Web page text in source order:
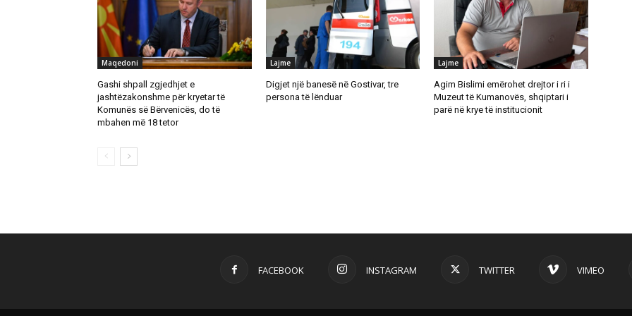
Maqedoni
Gashi shpall zgjedhjet e
jashtëzakonshme për kryetar të
Komunës së Bërvenicës, do të
mbahen më 18 tetor
Lajme
Digjet një banesë në Gostivar, tre
persona të lënduar
Lajme
Agim Bislimi emërohet drejtor i ri i
Muzeut të Kumanovës, shqiptari i
parë në krye të institucionit
FACEBOOK INSTAGRAM TWITTER VIMEO